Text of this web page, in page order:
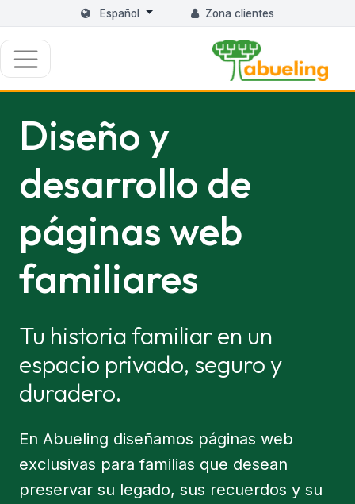
Español Zona clientes
Diseño y
desarrollo de
páginas web
familiares
Tu historia familiar en un
espacio privado, seguro y
duradero.
En Abueling diseñamos páginas web
exclusivas para familias que desean
preservar su legado, sus recuerdos y su